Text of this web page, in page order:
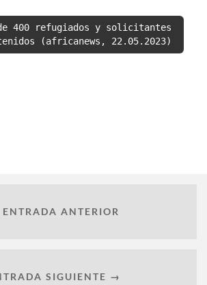
400 refugiados y solicitantes
(africanews, 22.05.2023)
ANTERIOR
SIGUIENTE →